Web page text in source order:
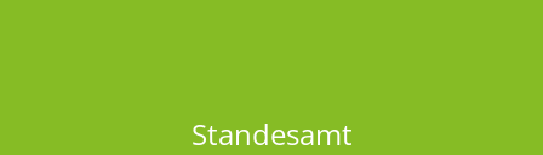
Standesamt